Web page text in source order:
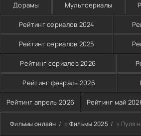
Дорамы Мультсериалы
Рейтинг сериалов 2024
Рейтинг сериалов 2025
Рейтинг сериалов 2026
Рейтинг февраль 2026
Рейтинг апрель 2026 Рейтинг май
Фильмы онлайн » Фильмы 2025 » Пуля